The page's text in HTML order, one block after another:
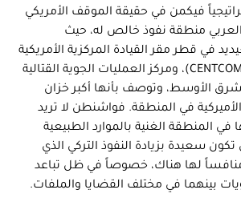
فيكمن في حقيقة الموقف الأمريكي
منطقة نفوذ خالص له، حيث
في قطر مقر القيادة المركزية الأمريكية
للمنطقة الوسطى (CENTCOM)، ومركز العمليات الجوية القتالية
الأوسط، وتوصف بأنها أكبر خزان
في المنطقة. فواشنطن لا تريد
المنطقة الغنية بالموارد الطبيعية
سعيدة بزيادة النفوذ التركي الذي
لها هناك، خصوصاً في ظل تباعد
بينهما في مختلف القضايا والملفات.